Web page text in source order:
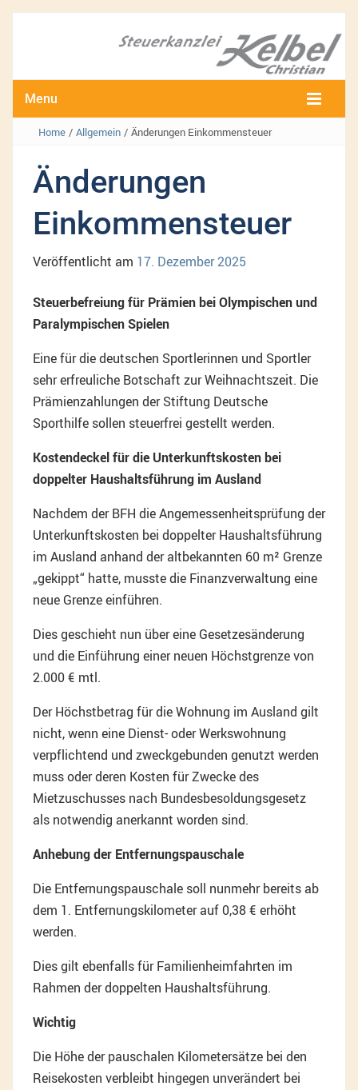
Menu
Home / Allgemein / Änderungen Einkommensteuer
Änderungen
Einkommensteuer
Veröffentlicht am 17. Dezember 2025
Steuerbefreiung für Prämien bei Olympischen und
Paralympischen Spielen
Eine für die deutschen Sportlerinnen und Sportler
sehr erfreuliche Botschaft zur Weihnachtszeit. Die
Prämienzahlungen der Stiftung Deutsche
Sporthilfe sollen steuerfrei gestellt werden.
Kostendeckel für die Unterkunftskosten bei
doppelter Haushaltsführung im Ausland
Nachdem der BFH die Angemessenheitsprüfung der
Unterkunftskosten bei doppelter Haushaltsführung
im Ausland anhand der altbekannten 60 m² Grenze
„gekippt“ hatte, musste die Finanzverwaltung eine
neue Grenze einführen.
Dies geschieht nun über eine Gesetzesänderung
und die Einführung einer neuen Höchstgrenze von
2.000 € mtl.
Der Höchstbetrag für die Wohnung im Ausland gilt
nicht, wenn eine Dienst- oder Werkswohnung
verpflichtend und zweckgebunden genutzt werden
muss oder deren Kosten für Zwecke des
Mietzuschusses nach Bundesbesoldungsgesetz
als notwendig anerkannt worden sind.
Anhebung der Entfernungspauschale
Die Entfernungspauschale soll nunmehr bereits ab
dem 1. Entfernungskilometer auf 0,38 € erhöht
werden.
Dies gilt ebenfalls für Familienheimfahrten im
Rahmen der doppelten Haushaltsführung.
Wichtig
Die Höhe der pauschalen Kilometersätze bei den
Reisekosten verbleibt hingegen unverändert bei